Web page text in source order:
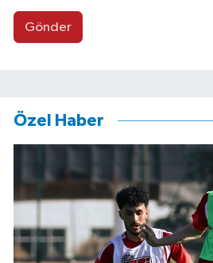
Gönder
Özel Haber